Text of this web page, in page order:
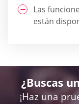
Las
están
¿Buscas
¡Haz una